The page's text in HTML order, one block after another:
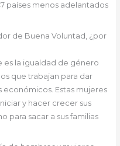
países menos adelantados
de Buena Voluntad, ¿por
es la igualdad de género
que trabajan para dar
económicos. Estas mujeres
y hacer crecer sus
para sacar a sus familias